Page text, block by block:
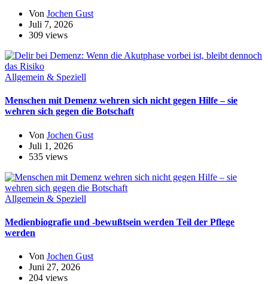
Von Jochen Gust
Juli 7, 2026
309 views
Allgemein & Speziell
Menschen mit Demenz wehren sich nicht gegen Hilfe – sie
wehren sich gegen die Botschaft
Von Jochen Gust
Juli 1, 2026
535 views
Allgemein & Speziell
Medienbiografie und -bewußtsein werden Teil der Pflege
werden
Von Jochen Gust
Juni 27, 2026
204 views